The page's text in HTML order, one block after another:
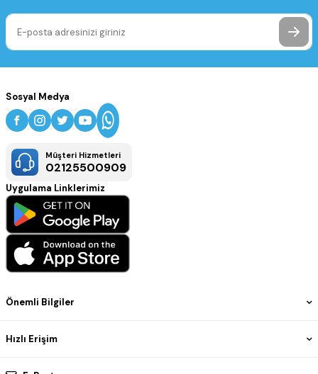
Önemli Bilgiler
Hızlı Erişim
Sosyal Medya
Müşteri Hizmetleri
02125500909
Uygulama Linklerimiz